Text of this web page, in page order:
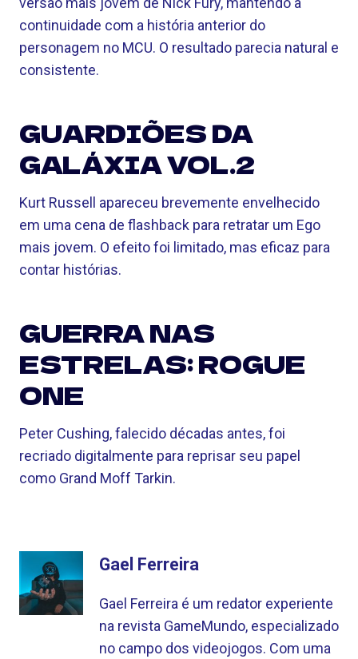
continuidade com a história anterior do
personagem no MCU. O resultado parecia natural e
consistente.
GUARDIÕES DA
GALÁXIA VOL.2
Kurt Russell apareceu brevemente envelhecido
em uma cena de flashback para retratar um Ego
mais jovem. O efeito foi limitado, mas eficaz para
contar histórias.
GUERRA NAS
ESTRELAS: ROGUE
ONE
Peter Cushing, falecido décadas antes, foi
recriado digitalmente para reprisar seu papel
como Grand Moff Tarkin.
Gael Ferreira
Gael Ferreira é um redator experiente
na revista GameMundo, especializado
no campo dos videojogos. Com uma